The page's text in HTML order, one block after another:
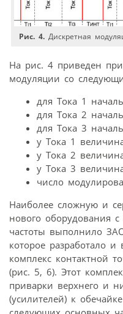
Рис. 4. Дискретная
На рис. 4 приведен
модуляции со
для Тока 1
для Тока 2
для Тока 3
у Тока 1
у Тока 2
у Тока 3
число
Наиболее сложную и
нового оборудования
частоты выполнило
которое разработало
комплекс контактной
(рис. 5, 6). Этот
приварки верхнего и
(усилителей) к